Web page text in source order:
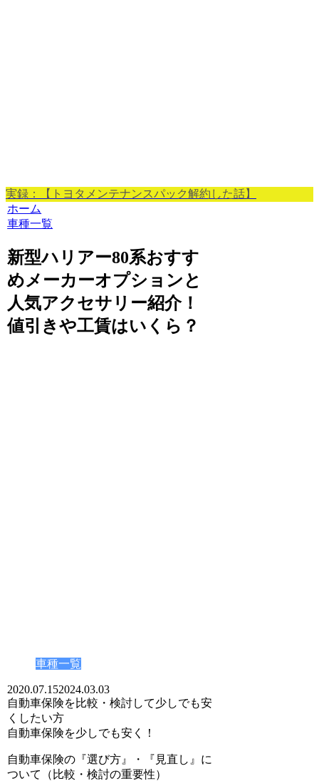
実録：【トヨタメンテナンスパック解約した話】
ホーム
車種一覧
新型ハリアー80系おすす
めメーカーオプションと
人気アクセサリー紹介！
値引きや工賃はいくら？
車種一覧
2020.07.152024.03.03
自動車保険を比較・検討して少しでも安
くしたい方
自動車保険を少しでも安く！
自動車保険の『選び方』・『見直し』に
ついて（比較・検討の重要性）